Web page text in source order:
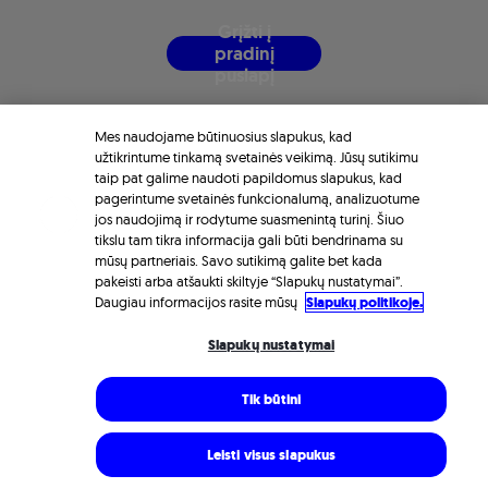
Grįžtiį
pradinį
puslapį
Mes naudojame būtinuosius slapukus, kad
užtikrintume tinkamą svetainės veikimą. Jūsų sutikimu
taip pat galime naudoti papildomus slapukus, kad
pagerintume svetainės funkcionalumą, analizuotume
jos naudojimą ir rodytume suasmenintą turinį. Šiuo
tikslu tam tikra informacija gali būti bendrinama su
mūsų partneriais. Savo sutikimą galite bet kada
pakeisti arba atšaukti skiltyje “Slapukų nustatymai”.
Daugiau informacijos rasite mūsų Slapukų politikoje.
Slapukų nustatymai
Tik būtini
Leisti visus slapukus